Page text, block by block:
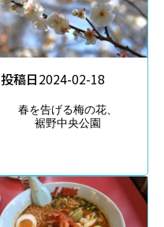
投稿日2024-02-18
春を告げる梅の花、
裾野中央公園